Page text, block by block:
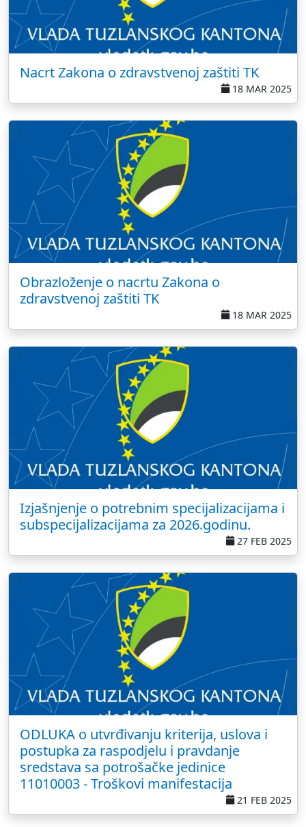
Nacrt Zakona o zdravstvenoj zaštiti TK
18 MAR 2025
Obrazloženje o nacrtu Zakona o
zdravstvenoj zaštiti TK
18 MAR 2025
Izjašnjenje o potrebnim specijalizacijama i
subspecijalizacijama za 2026.godinu.
27 FEB 2025
ODLUKA o utvrđivanju kriterija, uslova i
postupka za raspodjelu i pravdanje
sredstava sa potrošačke jedinice
11010003 - Troškovi manifestacija
21 FEB 2025